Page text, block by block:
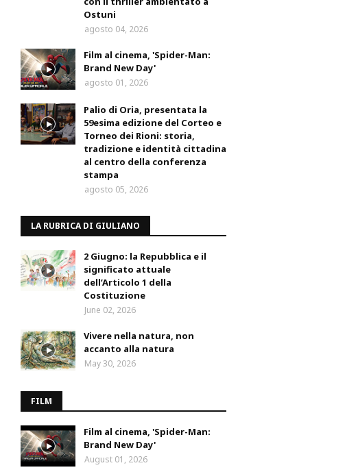
Ostuni
agosto 04, 2026
Film al cinema, 'Spider-Man:
Brand New Day'
agosto 01, 2026
Palio di Oria, presentata la
59esima edizione del Corteo e
Torneo dei Rioni: storia,
tradizione e identità cittadina
al centro della conferenza
stampa
agosto 05, 2026
LA RUBRICA DI GIULIANO
2 Giugno: la Repubblica e il
significato attuale
dell’Articolo 1 della
Costituzione
June 02, 2026
Vivere nella natura, non
accanto alla natura
May 30, 2026
FILM
Film al cinema, 'Spider-Man:
Brand New Day'
August 01, 2026